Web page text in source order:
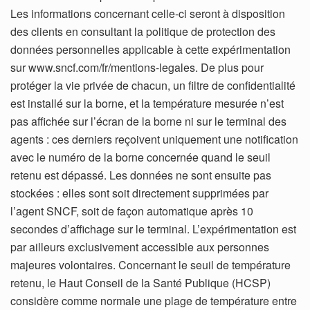
Les informations concernant celle-ci seront à disposition
des clients en consultant la politique de protection des
données personnelles applicable à cette expérimentation
sur www.sncf.com/fr/mentions-legales. De plus pour
protéger la vie privée de chacun, un filtre de confidentialité
est installé sur la borne, et la température mesurée n’est
pas affichée sur l’écran de la borne ni sur le terminal des
agents : ces derniers reçoivent uniquement une notification
avec le numéro de la borne concernée quand le seuil
retenu est dépassé. Les données ne sont ensuite pas
stockées : elles sont soit directement supprimées par
l’agent SNCF, soit de façon automatique après 10
secondes d’affichage sur le terminal. L’expérimentation est
par ailleurs exclusivement accessible aux personnes
majeures volontaires. Concernant le seuil de température
retenu, le Haut Conseil de la Santé Publique (HCSP)
considère comme normale une plage de température entre